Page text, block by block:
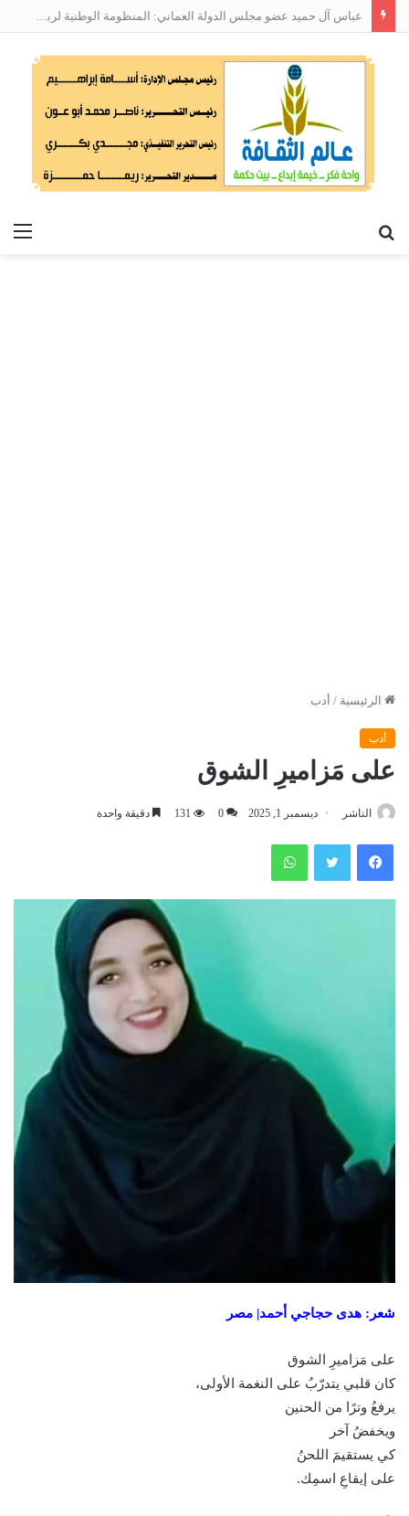
عباس آل حميد عضو مجلس الدولة العماني: المنظومة الوطنية لربط التوظيف بالمهارات تعالج البطالة من جذورها
الرئيسية / أدب
أدب
على مَزاميرِ الشوق
الناشر ديسمبر 1, 2025 0
131 دقيقة واحدة
فيسبوك تويتر واتساب
شعر: ھدى حجاجي أحمد| مصر
على مَزاميرِ الشوق
كان قلبي يتدرّبُ على النغمة الأولى،
يرفعُ وترًا من الحنين
ويخفضُ آخر
كي يستقيمَ اللحنُ
على إيقاعِ اسمِك.